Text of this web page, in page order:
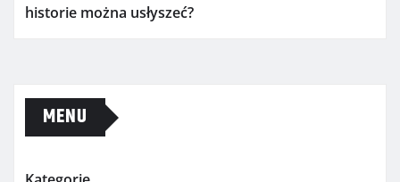
historie można usłyszeć?
MENU